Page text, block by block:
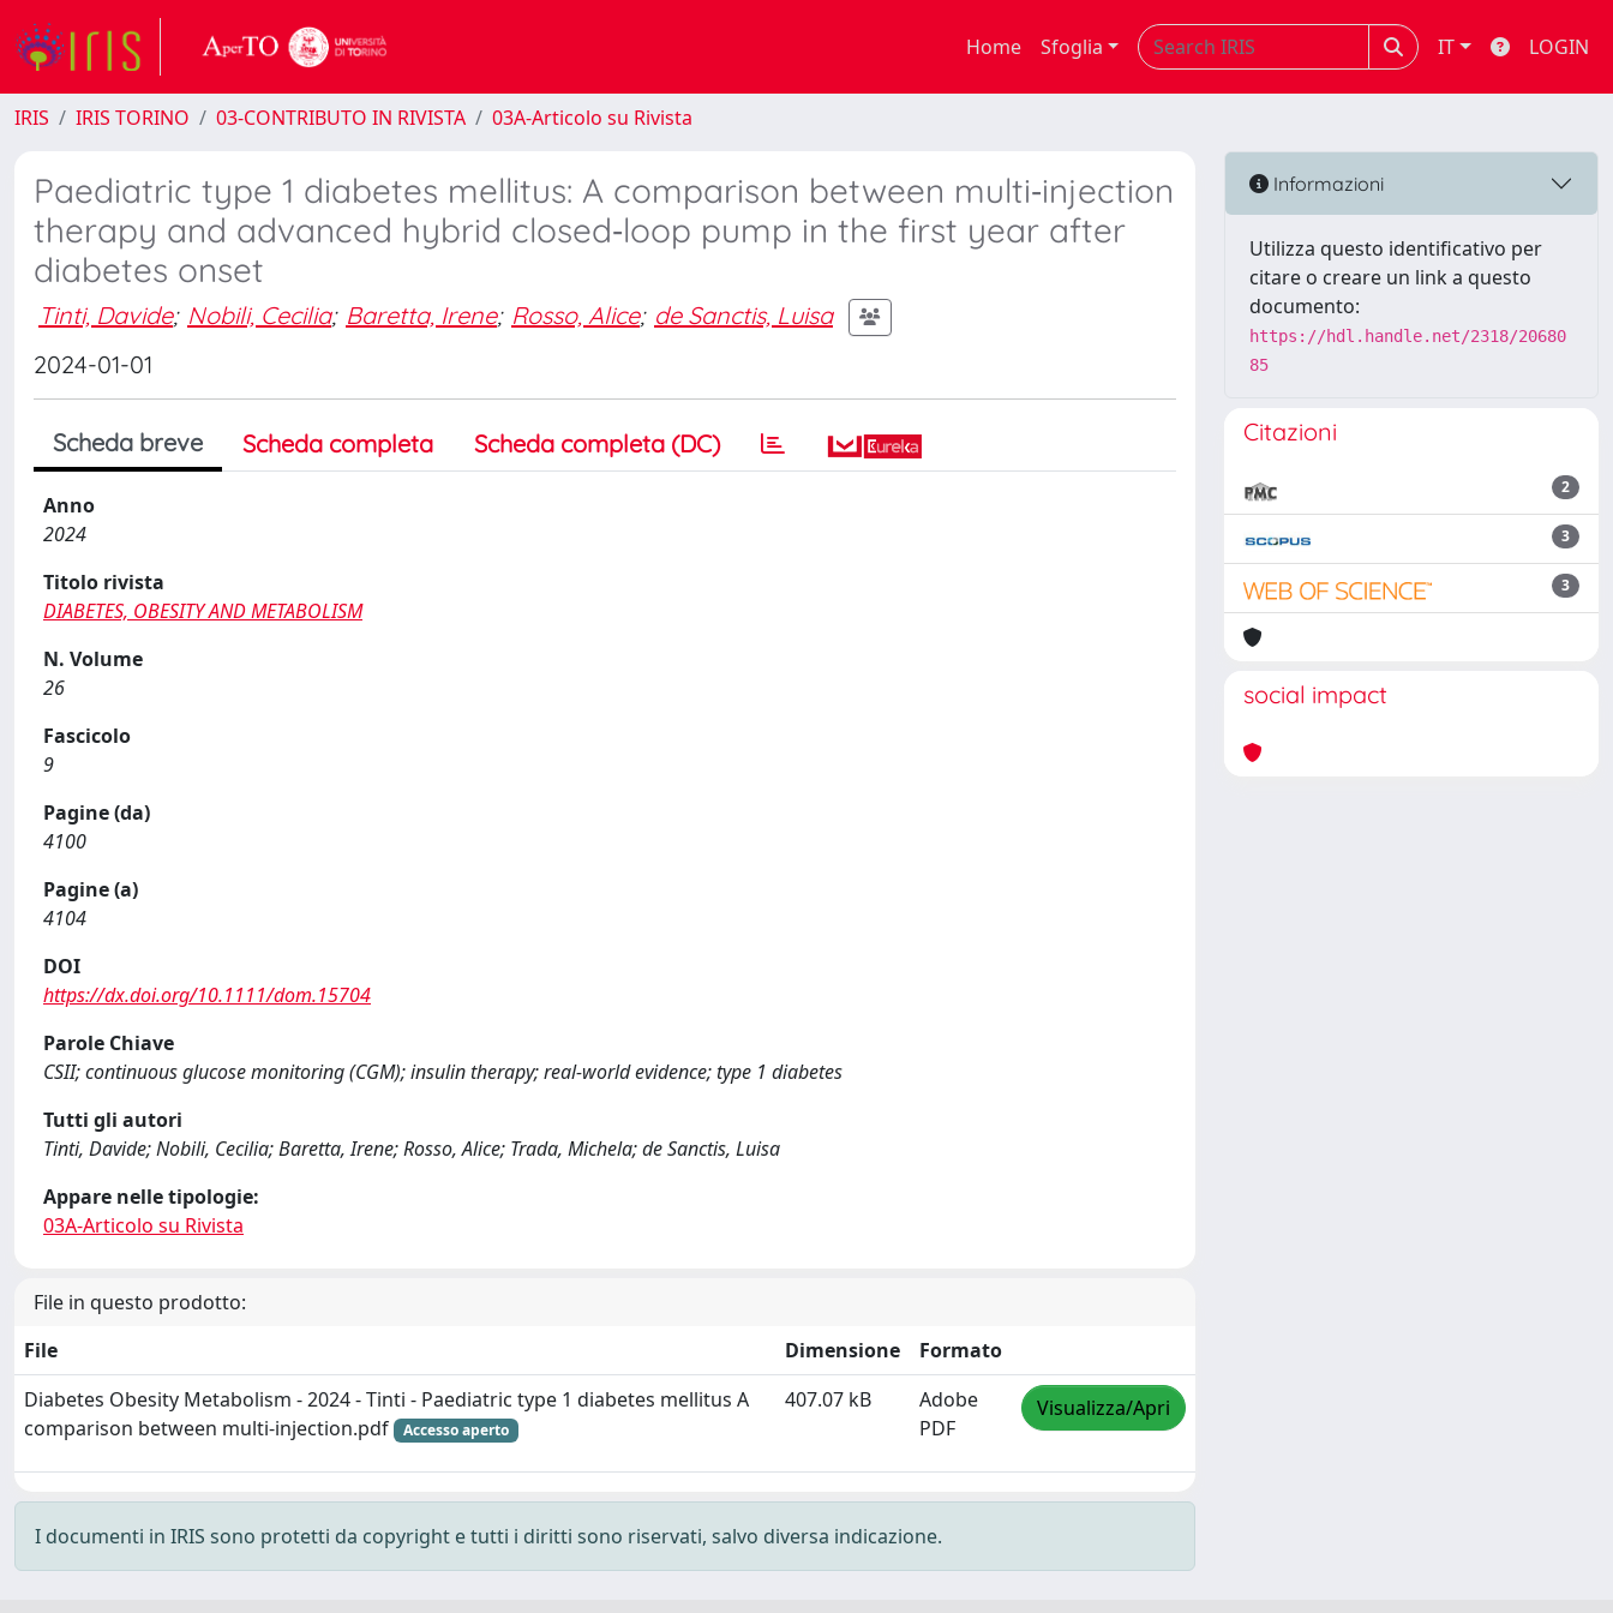
Home Sfoglia IT LOGIN
IRIS IRIS TORINO 03-CONTRIBUTO IN RIVISTA 03A-Articolo su Rivista
Paediatric type 1 diabetes mellitus: A comparison between multi‐injection
therapy and advanced hybrid closed‐loop pump in the first year after
diabetes onset
Tinti, Davide; Nobili, Cecilia; Baretta, Irene; Rosso, Alice; de Sanctis, Luisa
2024-01-01
Scheda breve Scheda completa Scheda completa (DC)
Anno
2024
Titolo rivista
DIABETES, OBESITY AND METABOLISM
N. Volume
26
Fascicolo
9
Pagine (da)
4100
Pagine (a)
4104
DOI
https://dx.doi.org/10.1111/dom.15704
Parole Chiave
CSII; continuous glucose monitoring (CGM); insulin therapy; real‐world evidence; type 1 diabetes
Tutti gli autori
Tinti, Davide; Nobili, Cecilia; Baretta, Irene; Rosso, Alice; Trada, Michela; de Sanctis, Luisa
Appare nelle tipologie:
03A-Articolo su Rivista
File in questo prodotto:
File
Dimensione
Formato
Diabetes Obesity Metabolism - 2024 - Tinti - Paediatric type 1 diabetes mellitus A
comparison between multi‐injection.pdf
Accesso aperto
407.07 kB
Adobe
PDF
Visualizza/Apri
I documenti in IRIS sono protetti da copyright e tutti i diritti sono riservati, salvo diversa indicazione.
Informazioni
Utilizza questo identificativo per
citare o creare un link a questo
documento:
https://hdl.handle.net/2318/20680
85
Citazioni
2
3
3
social impact